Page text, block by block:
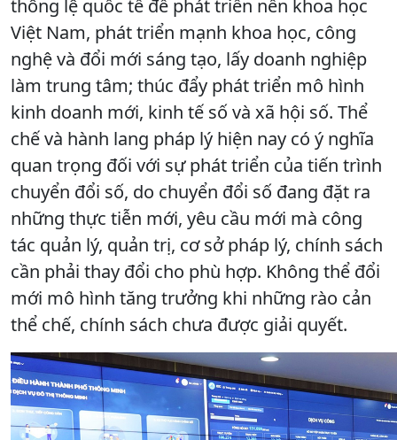
thông lệ quốc tế để phát triển nền khoa học
Việt Nam, phát triển mạnh khoa học, công
nghệ và đổi mới sáng tạo, lấy doanh nghiệp
làm trung tâm; thúc đẩy phát triển mô hình
kinh doanh mới, kinh tế số và xã hội số. Thể
chế và hành lang pháp lý hiện nay có ý nghĩa
quan trọng đối với sự phát triển của tiến trình
chuyển đổi số, do chuyển đổi số đang đặt ra
những thực tiễn mới, yêu cầu mới mà công
tác quản lý, quản trị, cơ sở pháp lý, chính sách
cần phải thay đổi cho phù hợp. Không thể đổi
mới mô hình tăng trưởng khi những rào cản
thể chế, chính sách chưa được giải quyết.